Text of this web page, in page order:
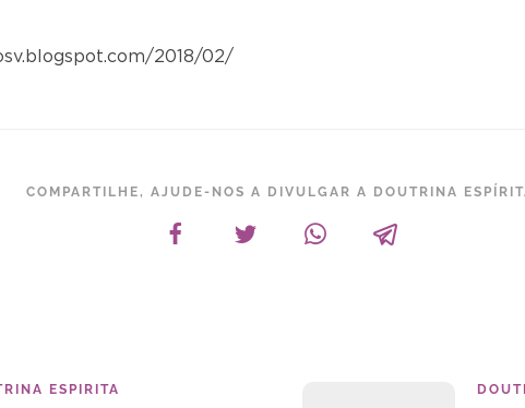
2018/02/
COMPARTILHE, AJUDE-NOS A DIVULGAR A DOUTRINA
ESPIRITA